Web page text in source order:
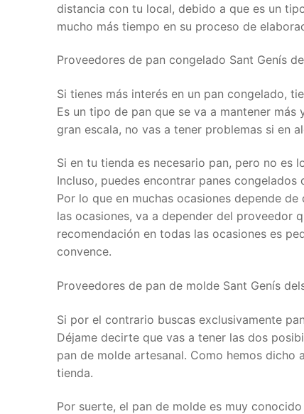
distancia con tu local, debido a que es un
mucho más tiempo en su proceso de
Proveedores de pan congelado Sant Genís
Si tienes más interés en un pan congelado,
Es un tipo de pan que se va a mantener
gran escala, no vas a tener problemas si en
Si en tu tienda es necesario pan, pero no es
Incluso, puedes encontrar panes
Por lo que en muchas ocasiones depende
las ocasiones, va a depender del proveedor
recomendación en todas las ocasiones es
convence.
Proveedores de pan de molde Sant Genís
Si por el contrario buscas exclusivamente
Déjame decirte que vas a tener las dos
pan de molde artesanal. Como hemos
tienda.
Por suerte, el pan de molde es muy